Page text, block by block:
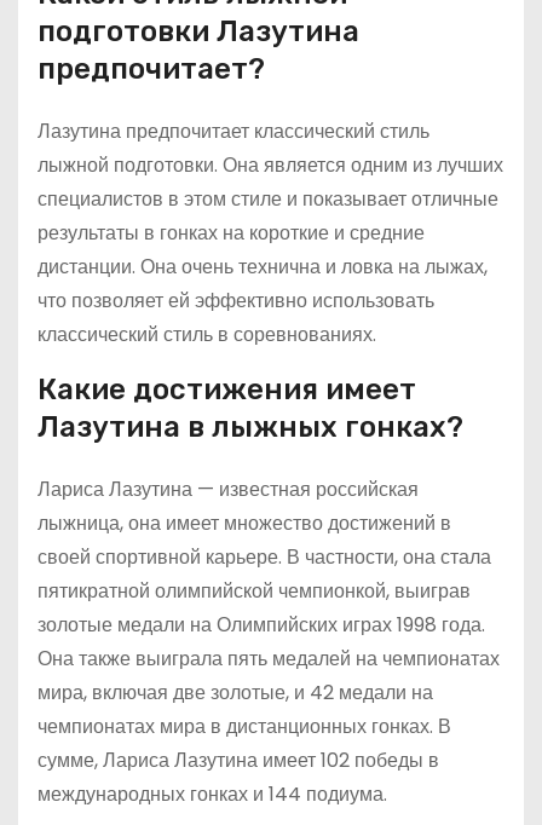
подготовки Лазутина
предпочитает?
Лазутина предпочитает классический стиль
лыжной подготовки. Она является одним из лучших
специалистов в этом стиле и показывает отличные
результаты в гонках на короткие и средние
дистанции. Она очень технична и ловка на лыжах,
что позволяет ей эффективно использовать
классический стиль в соревнованиях.
Какие достижения имеет
Лазутина в лыжных гонках?
Лариса Лазутина — известная российская
лыжница, она имеет множество достижений в
своей спортивной карьере. В частности, она стала
пятикратной олимпийской чемпионкой, выиграв
золотые медали на Олимпийских играх 1998 года.
Она также выиграла пять медалей на чемпионатах
мира, включая две золотые, и 42 медали на
чемпионатах мира в дистанционных гонках. В
сумме, Лариса Лазутина имеет 102 победы в
международных гонках и 144 подиума.